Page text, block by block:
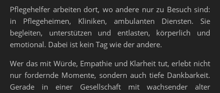
Pflegehelfer arbeiten dort, wo andere nur zu Besuch sind:
in Pflegeheimen, Kliniken, ambulanten Diensten. Sie
begleiten, unterstützen und entlasten, körperlich und
emotional. Dabei ist kein Tag wie der andere.
Wer das mit Würde, Empathie und Klarheit tut, erlebt nicht
nur fordernde Momente, sondern auch tiefe Dankbarkeit.
Gerade in einer Gesellschaft mit wachsender alter